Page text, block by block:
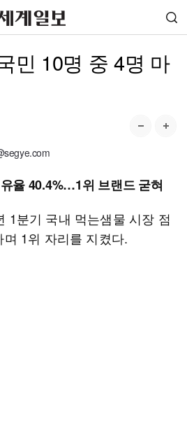
민 10명 중 4명 마
율 40.4%…1위 브랜드 굳혀
1분기 국내 먹는샘물 시장 점
1위 자리를 지켰다.